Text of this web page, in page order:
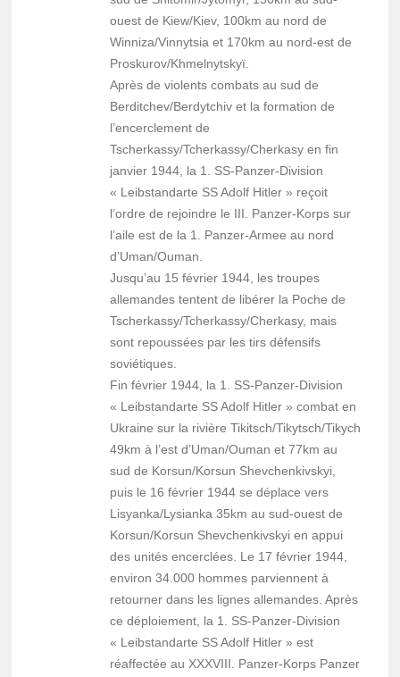
ouest de Kiew/Kiev, 100km au nord de
Winniza/Vinnytsia et 170km au nord-est de
Proskurov/Khmelnytskyï.
Après de violents combats au sud de
Berditchev/Berdytchiv et la formation de
l’encerclement de
Tscherkassy/Tcherkassy/Cherkasy en fin
janvier 1944, la 1. SS-Panzer-Division
« Leibstandarte SS Adolf Hitler » reçoit
l’ordre de rejoindre le III. Panzer-Korps sur
l’aile est de la 1. Panzer-Armee au nord
d’Uman/Ouman.
Jusqu’au 15 février 1944, les troupes
allemandes tentent de libérer la Poche de
Tscherkassy/Tcherkassy/Cherkasy, ​​mais
sont repoussées par les tirs défensifs
soviétiques.
Fin février 1944, la 1. SS-Panzer-Division
« Leibstandarte SS Adolf Hitler » combat en
Ukraine sur la rivière Tikitsch/Tikytsch/Tikych
49km à l’est d’Uman/Ouman et 77km au
sud de Korsun/Korsun Shevchenkivskyi,
puis le 16 février 1944 se déplace vers
Lisyanka/Lysianka 35km au sud-ouest de
Korsun/Korsun Shevchenkivskyi en appui
des unités encerclées. Le 17 février 1944,
environ 34.000 hommes parviennent à
retourner dans les lignes allemandes. Après
ce déploiement, la 1. SS-Panzer-Division
« Leibstandarte SS Adolf Hitler » est
réaffectée au XXXVIII. Panzer-Korps Panzer